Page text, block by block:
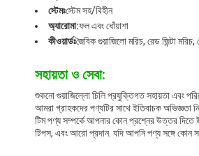
স্টেমঃস্টেম সহ/বিহীন
অ্যারোমা:ফল এবং ধোঁয়াশা
কীওয়ার্ডঃজৈবিক গুয়াজিলো মরিচ, রেড জিন্টা
সহায়তা ও সেবা:
শুকনো গুয়াজিল্লো চিলি প্রযুক্তিগত সহায়তা এবং
আমরা গ্রাহকদের পণ্যটির সাথে ইতিবাচক অভিজ্ঞতা
টিম পণ্য সম্পর্কে আপনার কোন প্রশ্নের উত্তর দিতে
টিপস, এবং আরো প্রদান. যদি আপনি পণ্য সঙ্গে কোন